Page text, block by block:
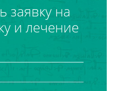
заявку на
и лечение